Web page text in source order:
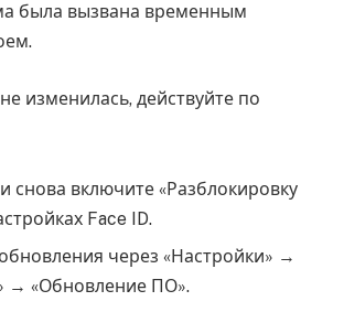
была вызвана временным
изменилась, действуйте по
снова включите «Разблокировку
Face ID.
через «Настройки» →
→ «Обновление ПО».